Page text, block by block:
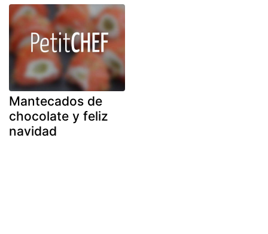
Mantecados de
chocolate y feliz
navidad